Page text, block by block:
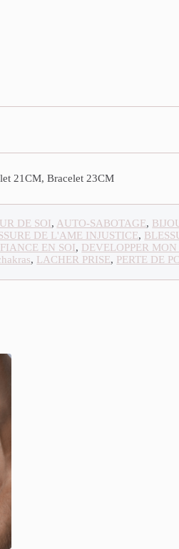
21CM, Bracelet 23CM
DE SOI, AUTO-SABOTAGE,
DE L'AME INJUSTICE,
EN SOI, DEVELOPPER
, LACHER PRISE, PERTE DE